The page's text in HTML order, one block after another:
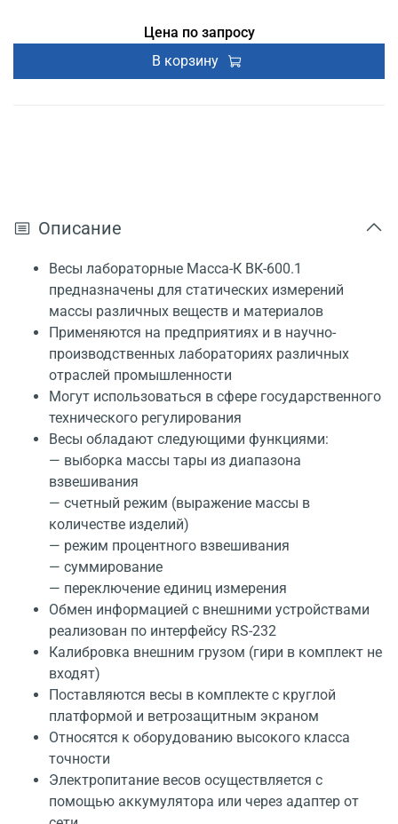
Цена по запросу
В корзину
Описание
Весы лабораторные Масса-К ВК-600.1
предназначены для статических измерений
массы различных веществ и материалов
Применяются на предприятиях и в научно-
производственных лабораториях различных
отраслей промышленности
Могут использоваться в сфере государственного
технического регулирования
Весы обладают следующими функциями:
— выборка массы тары из диапазона
взвешивания
— счетный режим (выражение массы в
количестве изделий)
— режим процентного взвешивания
— суммирование
— переключение единиц измерения
Обмен информацией с внешними устройствами
реализован по интерфейсу RS-232
Калибровка внешним грузом (гири в комплект не
входят)
Поставляются весы в комплекте с круглой
платформой и ветрозащитным экраном
Относятся к оборудованию высокого класса
точности
Электропитание весов осуществляется с
помощью аккумулятора или через адаптер от